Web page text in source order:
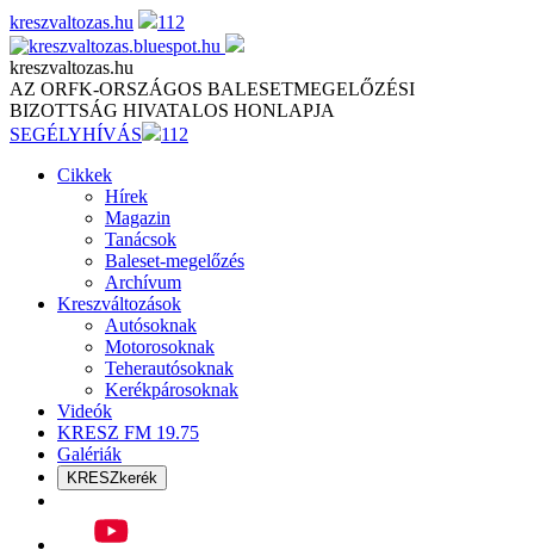
Skip
to
content
kreszvaltozas.hu 112
kreszvaltozas.hu
AZ ORFK-ORSZÁGOS BALESETMEGELŐZÉSI
BIZOTTSÁG HIVATALOS HONLAPJA
SEGÉLYHÍVÁS
112
Cikkek
Hírek
Magazin
Tanácsok
Baleset-megelőzés
Archívum
Kreszváltozások
Autósoknak
Motorosoknak
Teherautósoknak
Kerékpárosoknak
Videók
KRESZ FM 19.75
Galériák
KRESZkerék